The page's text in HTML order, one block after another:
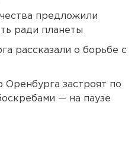
предложили
ради планеты
рассказали о борьбе с
Оренбурга застроят по
— на паузе